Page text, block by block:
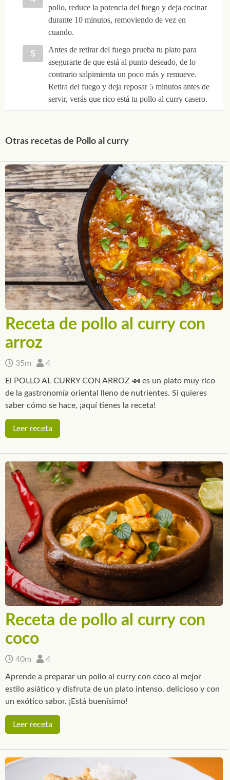
pollo, reduce la potencia del fuego y deja cocinar
durante 10 minutos, removiendo de vez en
cuando.
Antes de retirar del fuego prueba tu plato para
asegurarte de que está al punto deseado, de lo
contrario salpimienta un poco más y remueve.
Retira del fuego y deja reposar 5 minutos antes de
servir, verás que rico está tu pollo al curry casero.
Otras recetas de Pollo al curry
Receta de pollo al curry con
arroz
35m 4
El POLLO AL CURRY CON ARROZ 🍛 es un plato muy rico
de la gastronomía oriental lleno de nutrientes. Si quieres
saber cómo se hace, ¡aquí tienes la receta!
Leer receta
Receta de pollo al curry con
coco
40m 4
Aprende a preparar un pollo al curry con coco al mejor
estilo asiático y disfruta de un plato intenso, delicioso y con
un exótico sabor. ¡Está buenísimo!
Leer receta